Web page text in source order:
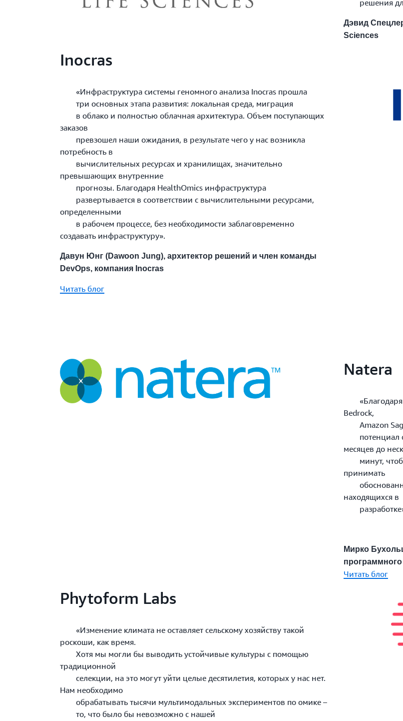
решения
Дэвид
Sciences
Inocras
«Инфраструктура системы геномного анализа Inocras прошла
три основных этапа развития: локальная среда, миграция
в облако и полностью облачная архитектура. Объем поступающих
заказов
превзошел наши ожидания, в результате чего у нас возникла
потребность в
вычислительных ресурсах и хранилищах, значительно
превышающих внутренние
прогнозы. Благодаря HealthOmics инфраструктура
развертывается в соответствии с вычислительными ресурсами,
определенными
в рабочем процессе, без необходимости заблаговременно
создавать инфраструктуру».
Давун Юнг (Dawoon Jung), архитектор решений и член команды
DevOps, компания Inocras
Читать блог
Natera
«Благодаря
Bedrock,
Amazon
потенциал
месяцев до
минут, чтобы
принимать
находящихся в
Мирко
Читать блог
Phytoform Labs
«Изменение климата не оставляет сельскому хозяйству такой
роскоши, как время.
Хотя мы могли бы выводить устойчивые культуры с помощью
традиционной
селекции, на это могут уйти целые десятилетия, которых у нас нет.
Нам необходимо
обрабатывать тысячи мультимодальных экспериментов по омике –
то, что было бы невозможно с нашей